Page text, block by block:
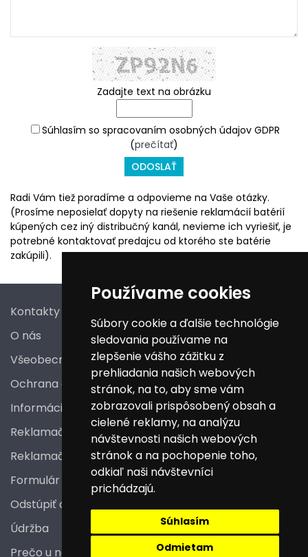
Používame cookies
Súbory cookie a ďalšie technológie
sledovania používame na
zlepšenie vášho zážitku z
prehliadania našich webových
stránok, na to, aby sme vám
zobrazovali prispôsobený obsah a
cielené reklamy, na analýzu
návštevnosti našich webových
stránok a na pochopenie toho,
odkiaľ naši návštevníci
prichádzajú.
Súhlasím
Odmietam
Zadajte text na obrázku
Súhlasím so spracovaním osobných údajov GDPR
(prečítať)
ODOSLAŤ
Radi Vám tiež poradíme a odpovieme na Vaše otázky.
(Prosíme neposielať dopyty na riešenie reklamácií batérií
kúpených cez iný distribučný kanál, nevieme ich vyriešiť, je
potrebné kontaktovať predajcu od ktorého ste batérie
zakúpili).
Kontakty
O nás
Všeobecné obchodné podmienky
Ochrana osobných údajov
Informácie a poučenia pre spotrebiteľa
Reklamačný poriadok
Reklamačný protokol
Formulár na odstúpenie od zmluvy
Odstúpiť od zmluvy tu
Údržba
Prečo u nás nakupovať